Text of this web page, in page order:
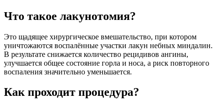
Что такое лакунотомия?
Это щадящее хирургическое вмешательство, при котором
уничтожаются воспалённые участки лакун небных миндалин.
В результате снижается количество рецидивов ангины,
улучшается общее состояние горла и носа, а риск повторного
воспаления значительно уменьшается.
Как проходит процедура?